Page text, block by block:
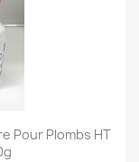
Pour Plombs HT